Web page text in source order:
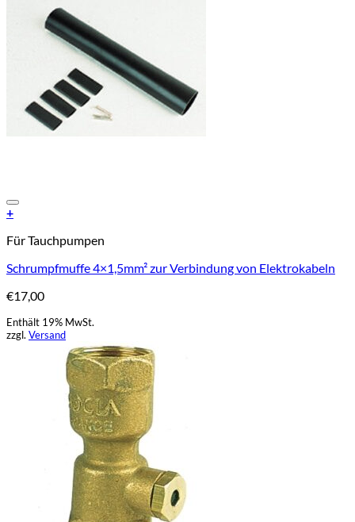
+
Für Tauchpumpen
Schrumpfmuffe 4×1,5mm² zur Verbindung von Elektrokabeln
€17,00
Enthält 19% MwSt.
zzgl. Versand